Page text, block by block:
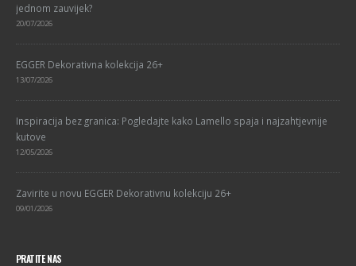
jednom zauvijek?
20/07/2026
EGGER Dekorativna kolekcija 26+
13/07/2026
Inspiracija bez granica: Pogledajte kako Lamello spaja i najzahtjevnije
kutove
12/05/2026
Zavirite u novu EGGER Dekorativnu kolekciju 26+
09/01/2026
PRATITE NAS